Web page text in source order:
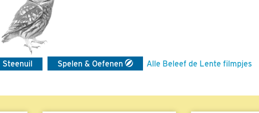
Steenuil Spelen & Oefenen Alle Beleef de Lente filmpjes